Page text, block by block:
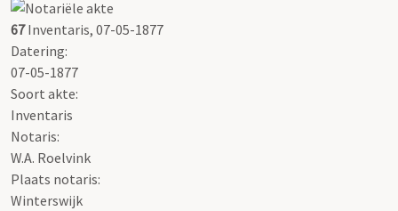
67Inventaris, 07-05-1877
Datering:
07-05-1877
Soort akte:
Inventaris
Notaris:
W.A. Roelvink
Plaats notaris:
Winterswijk